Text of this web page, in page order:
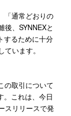
「通常どおりの
後、SYNNEXと
するために十分
います。
の取引について
。これは、今日
スリリースで発